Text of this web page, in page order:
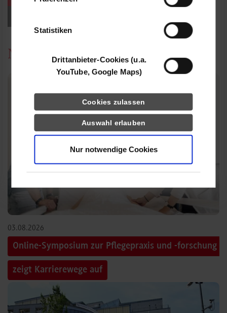
haben oder die sie im Rahmen Ihrer Nutzung
Statistiken
Drittanbieter-Cookies (u.a.
YouTube, Google Maps)
Cookies zulassen
Auswahl erlauben
Nur notwendige Cookies
News
03.08.2026
Online-Symposium zur Pflegepraxis und -forschung
zeigt Karrierewege auf